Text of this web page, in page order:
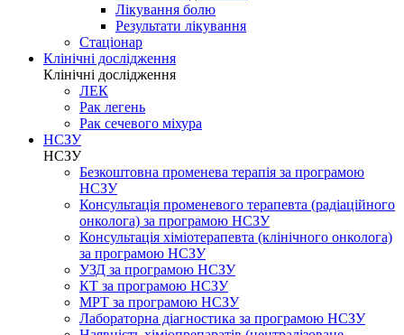
Лікування болю
Результати лікування
Стаціонар
Клінічні дослідження
Клінічні дослідження
ЛЕК
Рак легень
Рак сечевого міхура
НСЗУ
НСЗУ
Безкоштовна променева терапія за програмою
НСЗУ
Консультація променевого терапевта (радіаційного
онколога) за програмою НСЗУ
Консультація хіміотерапевта (клінічного онколога)
за програмою НСЗУ
УЗД за програмою НСЗУ
КТ за програмою НСЗУ
МРТ за програмою НСЗУ
Лабораторна діагностика за програмою НСЗУ